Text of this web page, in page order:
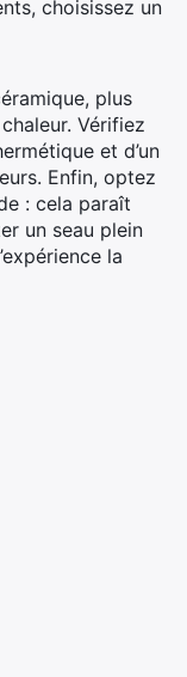
choisissez un
plus
Vérifiez
et d’un
Enfin, optez
: cela paraît
un seau plein
la